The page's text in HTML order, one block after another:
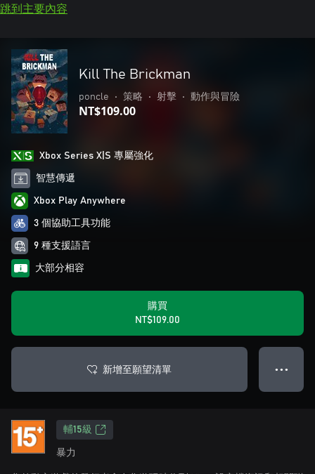
跳到主要內容
Kill The Brickman
poncle • 策略 • 射擊 • 動作與冒險
NT$109.00
Xbox Series X|S 專屬強化
智慧傳遞
Xbox Play Anywhere
3 個協助工具功能
9 種支援語言
大部分相容
購買
NT$109.00
新增至願望清單 ● ● ●
輔15級
暴力